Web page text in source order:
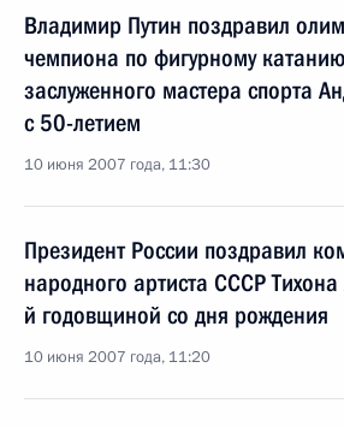
Владимир Путин поздравил
чемпиона по фигурному
заслуженного мастера спорта
с 50-летием
10 июня 2007 года, 11:30
Президент России поздравил
народного артиста СССР
й годовщиной со дня рождения
10 июня 2007 года, 11:20